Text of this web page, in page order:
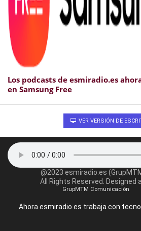
Los podcasts de esmiradio.es
en Samsung Free
VER VERSIÓN DE
@2023 esmiradio.es
All Rights Reserved. Designed
GrupMTM Comunicación
Ahora esmiradio.es trabaja con